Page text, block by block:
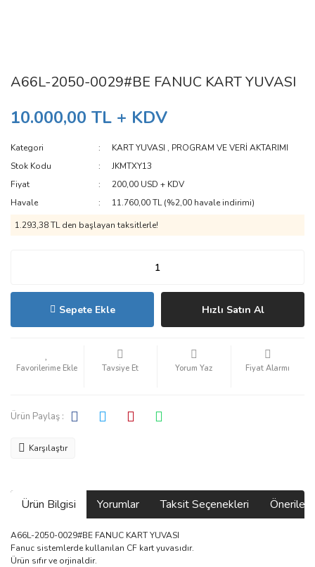
A66L-2050-0029#BE FANUC KART YUVASI
10.000,00 TL + KDV
Kategori KART YUVASI , PROGRAM VE VERİ AKTARIMI
Stok Kodu
JKMTXY13
Fiyat
200,00 USD + KDV
Havale
11.760,00 TL (%2,00 havale indirimi)
1.293,38 TL den başlayan taksitlerle!
Sepete Ekle Hızlı Satın Al
Tavsiye Et Yorum Yaz Fiyat Alarmı
Ürün Paylaş :
Karşılaştır
Ürün Bilgisi Yorumlar Taksit Seçenekleri
A66L-2050-0029#BE FANUC KART YUVASI
Fanuc sistemlerde kullanılan CF kart yuvasıdır.
Ürün sıfır ve orjinaldir.